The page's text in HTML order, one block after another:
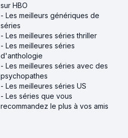
sur HBO
- Les meilleurs génériques de
séries
- Les meilleures séries thriller
- Les meilleures séries
d'anthologie
- Les meilleures séries avec des
psychopathes
- Les meilleures séries US
- Les séries que vous
recommandez le plus à vos amis